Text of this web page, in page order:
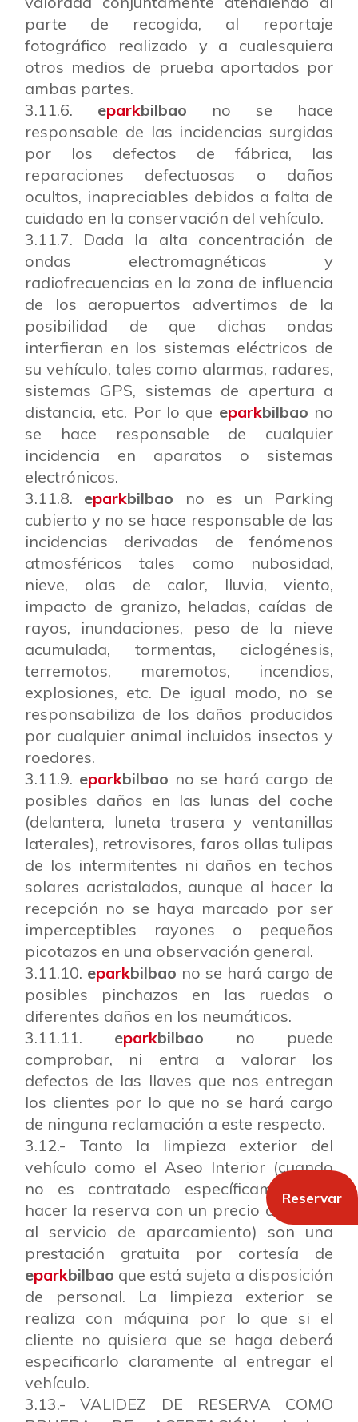
parte de recogida, al reportaje
fotográfico realizado y a cualesquiera
otros medios de prueba aportados por
ambas partes.
3.11.6. eparkbilbao no se hace
responsable de las incidencias surgidas
por los defectos de fábrica, las
reparaciones defectuosas o daños
ocultos, inapreciables debidos a falta de
cuidado en la conservación del vehículo.
3.11.7. Dada la alta concentración de
ondas electromagnéticas y
radiofrecuencias en la zona de influencia
de los aeropuertos advertimos de la
posibilidad de que dichas ondas
interfieran en los sistemas eléctricos de
su vehículo, tales como alarmas, radares,
sistemas GPS, sistemas de apertura a
distancia, etc. Por lo que eparkbilbao no
se hace responsable de cualquier
incidencia en aparatos o sistemas
electrónicos.
3.11.8. eparkbilbao no es un Parking
cubierto y no se hace responsable de las
incidencias derivadas de fenómenos
atmosféricos tales como nubosidad,
nieve, olas de calor, lluvia, viento,
impacto de granizo, heladas, caídas de
rayos, inundaciones, peso de la nieve
acumulada, tormentas, ciclogénesis,
terremotos, maremotos, incendios,
explosiones, etc. De igual modo, no se
responsabiliza de los daños producidos
por cualquier animal incluidos insectos y
roedores.
3.11.9. eparkbilbao no se hará cargo de
posibles daños en las lunas del coche
(delantera, luneta trasera y ventanillas
laterales), retrovisores, faros ollas tulipas
de los intermitentes ni daños en techos
solares acristalados, aunque al hacer la
recepción no se haya marcado por ser
imperceptibles rayones o pequeños
picotazos en una observación general.
3.11.10. eparkbilbao no se hará cargo de
posibles pinchazos en las ruedas o
diferentes daños en los neumáticos.
3.11.11. eparkbilbao no puede
comprobar, ni entra a valorar los
defectos de las llaves que nos entregan
los clientes por lo que no se hará cargo
de ninguna reclamación a este respecto.
3.12.- Tanto la limpieza exterior del
vehículo como el Aseo Interior (cuando
no es contratado específicamente al
hacer la reserva con un precio adicional
al servicio de aparcamiento) son una
prestación gratuita por cortesía de
eparkbilbao que está sujeta a disposición
de personal. La limpieza exterior se
realiza con máquina por lo que si el
cliente no quisiera que se haga deberá
especificarlo claramente al entregar el
vehículo.
3.13.- VALIDEZ DE RESERVA COMO
Reservar